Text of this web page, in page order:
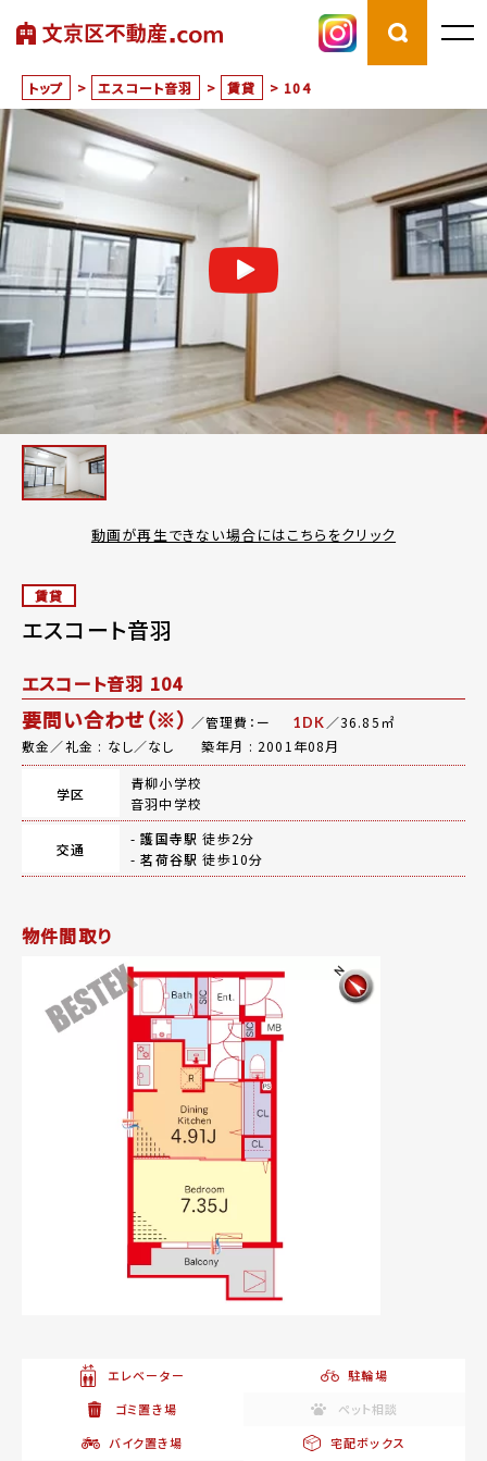
トップ > エスコート音羽 > 賃貸 > 104
動画が再生できない場合にはこちらをクリック
賃貸
エスコート音羽
エスコート音羽 104
要問い合わせ（※） ／管理費：ー 1DK ／36.85㎡
敷金／礼金 : なし／なし
築年月 : 2001年08月
学区
青柳小学校
音羽中学校
交通
-護国寺駅 徒歩2分
-茗荷谷駅 徒歩10分
物件間取り
エレベーター
駐輪場
ゴミ置き場
ペット相談
バイク置き場
宅配ボックス